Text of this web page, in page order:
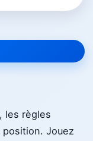
les règles
Jouez